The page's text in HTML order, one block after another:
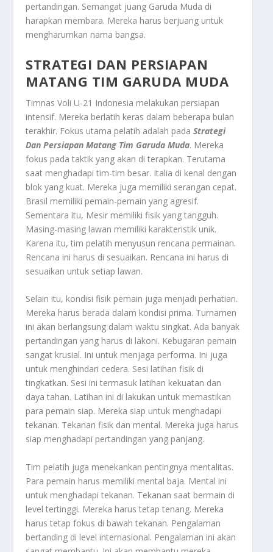
pertandingan. Semangat juang Garuda Muda di
harapkan membara. Mereka harus berjuang untuk
mengharumkan nama bangsa.
STRATEGI DAN PERSIAPAN
MATANG TIM GARUDA MUDA
Timnas Voli U-21 Indonesia melakukan persiapan
intensif. Mereka berlatih keras dalam beberapa bulan
terakhir. Fokus utama pelatih adalah padaStrategi
Dan Persiapan Matang Tim Garuda Muda. Mereka
fokus pada taktik yang akan di terapkan. Terutama
saat menghadapi tim-tim besar. Italia di kenal dengan
blok yang kuat. Mereka juga memiliki serangan cepat.
Brasil memiliki pemain-pemain yang agresif.
Sementara itu, Mesir memiliki fisik yang tangguh.
Masing-masing lawan memiliki karakteristik unik.
Karena itu, tim pelatih menyusun rencana permainan.
Rencana ini harus di sesuaikan. Rencana ini harus di
sesuaikan untuk setiap lawan.
Selain itu, kondisi fisik pemain juga menjadi perhatian.
Mereka harus berada dalam kondisi prima. Turnamen
ini akan berlangsung dalam waktu singkat. Ada banyak
pertandingan yang harus di lakoni. Kebugaran pemain
sangat krusial. Ini untuk menjaga performa. Ini juga
untuk menghindari cedera. Sesi latihan fisik di
tingkatkan. Sesi ini termasuk latihan kekuatan dan
daya tahan. Latihan ini di lakukan untuk memastikan
para pemain siap. Mereka siap untuk menghadapi
tekanan. Tekanan fisik dan mental. Mereka juga harus
siap menghadapi pertandingan yang panjang.
Tim pelatih juga menekankan pentingnya mentalitas.
Para pemain harus memiliki mental baja. Mental ini
untuk menghadapi tekanan. Tekanan saat bermain di
level tertinggi. Mereka harus tetap tenang. Mereka
harus tetap fokus di bawah tekanan. Pengalaman
bertanding di level internasional. Pengalaman ini akan